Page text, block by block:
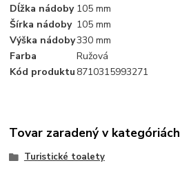
Dĺžka nádoby 105 mm
Šírka nádoby 105 mm
Výška nádoby330 mm
Farba
Ružová
Kód produktu 8710315993271
Tovar zaradený v kategóriách
Turistické toalety